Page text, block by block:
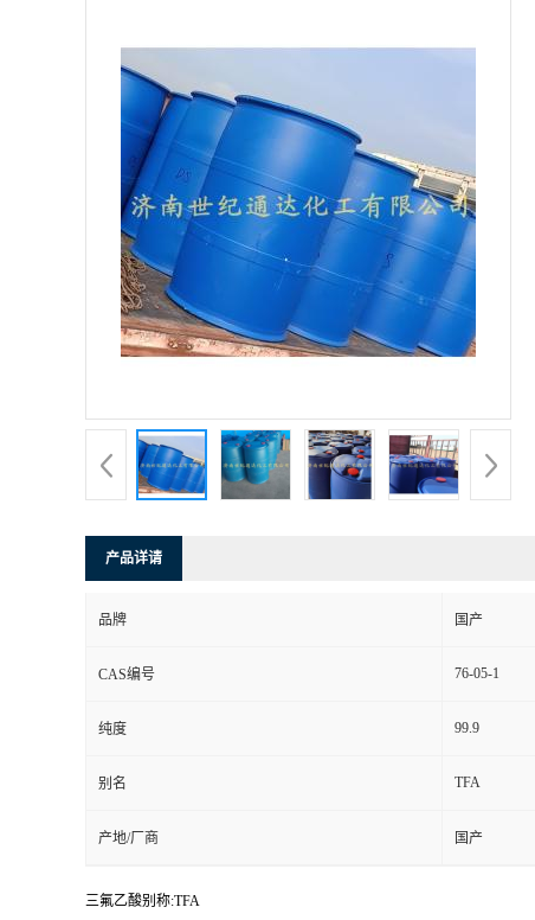
产品详请
品牌 国产
CAS编号 76-05-1
纯度 99.9
别名 TFA
产地/厂商 国产
三氟乙酸别称:TFA